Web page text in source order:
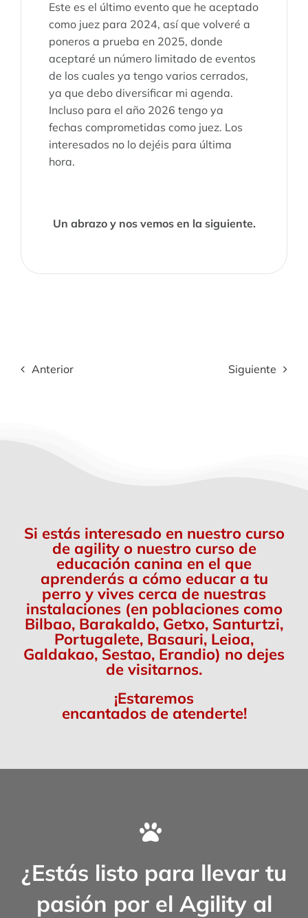
Este es el último evento que he aceptado
como juez para 2024, así que volveré a
poneros a prueba en 2025, donde
aceptaré un número limitado de eventos
de los cuales ya tengo varios cerrados,
ya que debo diversificar mi agenda.
Incluso para el año 2026 tengo ya
fechas comprometidas como juez. Los
interesados no lo dejéis para última
hora.
Un abrazo y nos vemos en la siguiente.
Anterior Siguiente
Si estás interesado en nuestro curso
de agility o nuestro curso de
educación canina en el que
aprenderás a cómo educar a tu
perro y vives cerca de nuestras
instalaciones (en poblaciones como
Bilbao, Barakaldo, Getxo, Santurtzi,
Portugalete, Basauri, Leioa,
Galdakao, Sestao, Erandio) no dejes
de visitarnos.
¡Estaremos
encantados de atenderte!
¿Estás listo para llevar tu
pasión por el Agility al